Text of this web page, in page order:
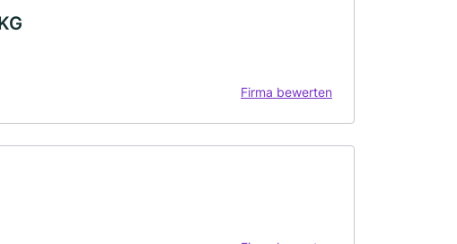
Firma bewerten